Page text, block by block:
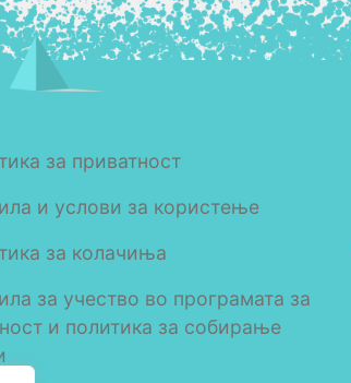
за приватност
и услови за користење
за колачиња
за учество во програмата за
и политика за собирање